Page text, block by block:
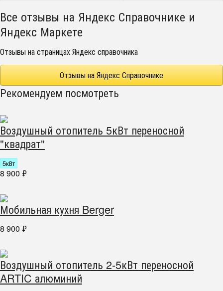
Все отзывы на Яндекс Справочнике и
Яндекс Маркете
Отзывы на страницах Яндекс справочника
Отзывы на Яндекс Справочнике
Рекомендуем посмотреть
Воздушный отопитель 5кВт переносной
"квадрат"
5кВт
8 900 ₽
Мобильная кухня Berger
8 900 ₽
Воздушный отопитель 2-5кВт переносной
ARTIC алюминий